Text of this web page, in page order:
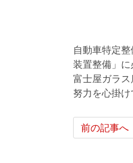
自動車特定
装置整備」
富士屋ガラ
努力を心掛け
前の記事へ